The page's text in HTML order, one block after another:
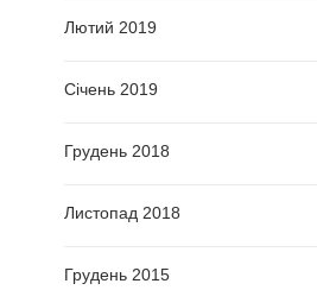
Лютий 2019
Січень 2019
Грудень 2018
Листопад 2018
Грудень 2015